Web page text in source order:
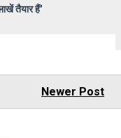
तैयार हैं'
Newer Post